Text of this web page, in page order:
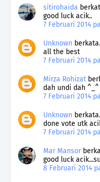
sitirohaida
good luck acik..
7 Februari 2014
Unknown
all the best
7 Februari 2014
Mirza Rohizat
dah undi dah ^_^
7 Februari 2014
Unknown
done vote utk
7 Februari 2014
Mar Mansor
good luck
8 Februari 2014